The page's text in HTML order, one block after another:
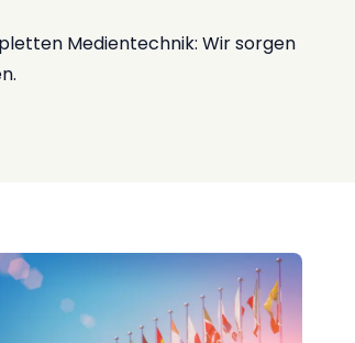
Medientechnik: Wir sorgen